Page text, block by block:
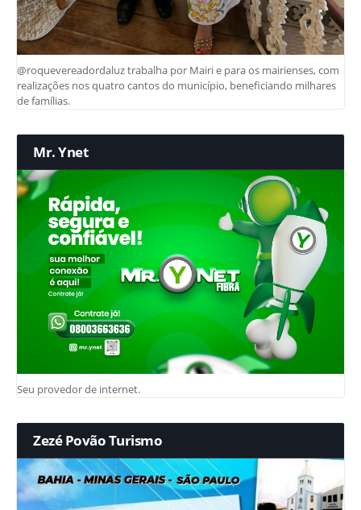
@roquevereadordaluz trabalha por Mairi e para os mairienses, com
realizações nos quatro cantos do município, beneficiando milhares
de famílias.
Mr. Ynet
Seu provedor de internet.
Zezé Povão Turismo